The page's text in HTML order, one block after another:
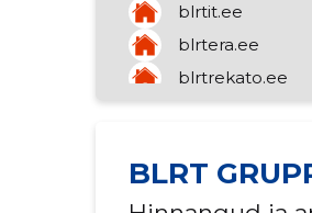
blrtit.ee
blrtera.ee
blrtrekato.ee
BLRT